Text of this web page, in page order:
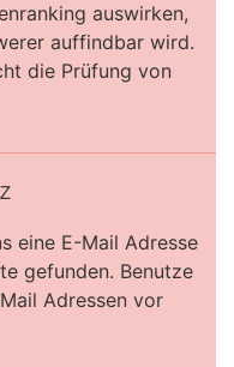
auswirken,
auffindbar wird.
die Prüfung von
eine E-Mail Adresse
gefunden. Benutze
Adressen vor